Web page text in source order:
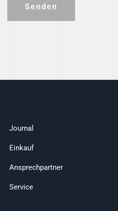
Senden
Journal
Einkauf
Ansprechpartner
Service